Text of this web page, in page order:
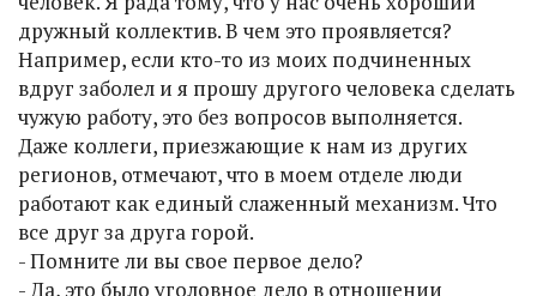
дружный коллектив. В чем это проявляется?
Например, если кто-то из моих подчиненных
вдруг заболел и я прошу другого человека сделать
чужую работу, это без вопросов выполняется.
Даже коллеги, приезжающие к нам из других
регионов, отмечают, что в моем отделе люди
работают как единый слаженный механизм. Что
все друг за друга горой.
- Помните ли вы свое первое дело?
- Да, это было уголовное дело в отношении